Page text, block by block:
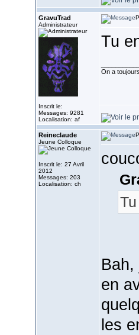
GravuTrad
Administrateur
Inscrit le:
Messages: 9281
Localisation: af
Tu
On a
Reineclaude
Jeune Colloque
Inscrit le: 27 Avril
2012
Messages: 203
Localisation: ch
en
les